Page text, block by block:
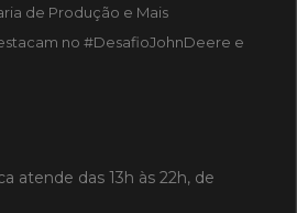
de Produção e Mais
no #DesafioJohnDeere e
atende das 13h às 22h, de